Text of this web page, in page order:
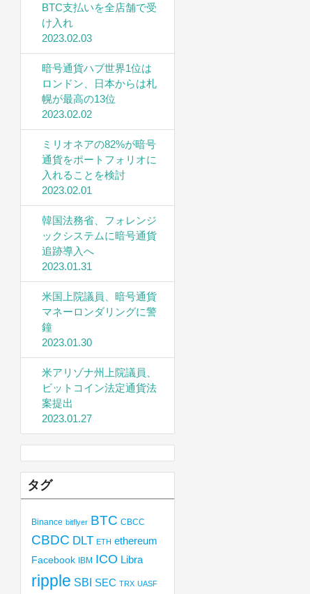
BTC支払いを全店舗で受
け入れ
2023.02.03
暗号通貨ハブ世界1位は
ロンドン、日本からは札
幌が最高の13位
2023.02.02
ミリオネアの82%が暗号
通貨をポートフォリオに
入れることを検討
2023.02.01
韓国法務省、フォレンジ
ックシステムに暗号通貨
追跡導入へ
2023.01.31
米国上院議員、暗号通貨
マネーロンダリングに警
鐘
2023.01.30
米アリゾナ州上院議員、
ビットコイン法定通貨法
案提出
2023.01.27
タグ
Binance bitflyer BTC CBCC
CBDC DLT ETH ethereum
Facebook IBM ICO Libra
ripple SBI SEC TRX UASF